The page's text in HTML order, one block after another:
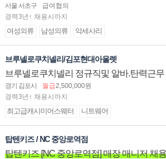
서울 서초구
급여협의
경력3년↑ 채용시까지
여성의류 남성의류 악세사리
브루넬로쿠치넬리/김포현대아울렛
브루넬로쿠치넬리 정규직및 알바.탄력근
경기 김포시 월급2,500,000원
경력3년↑ 채용시까지
최고급캐시미어스웨터 니트웨어
탑텐키즈 / NC 중앙로역점
탑텐키즈 [NC 중앙로역점] 매장 매니저 채